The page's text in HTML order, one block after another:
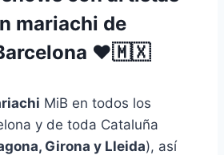
mariachi de
♥️🇲🇽
MiB en todos los
y de toda Cataluña
Girona y Lleida), así